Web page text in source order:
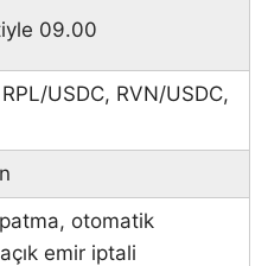
09.00
USDC, RVN/USDC,
otomatik
emir iptali